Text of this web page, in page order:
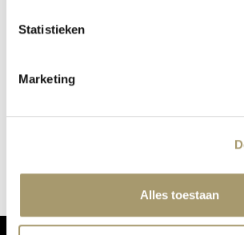
Statistieken
Marketing
Alles toestaan
KÜRZLICH BEI MC